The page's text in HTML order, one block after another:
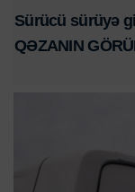
Sürücü sürüyə
QƏZANIN